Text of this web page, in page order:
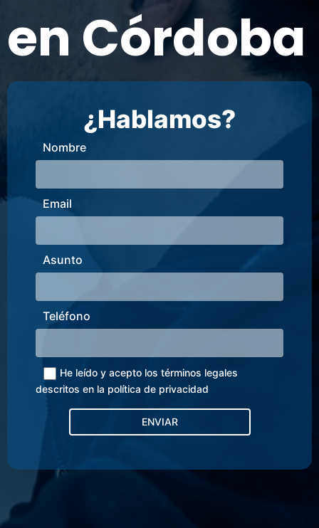
en Córdoba
¿Hablamos?
Nombre
Email
Asunto
Teléfono
He leído y acepto los términos legales
descritos en la política de privacidad